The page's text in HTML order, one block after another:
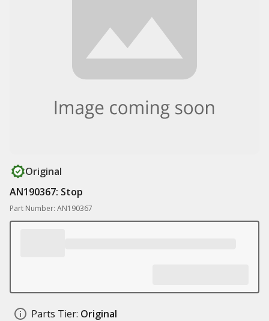
Original
AN190367: Stop
Part Number: AN190367
Parts Tier: Original